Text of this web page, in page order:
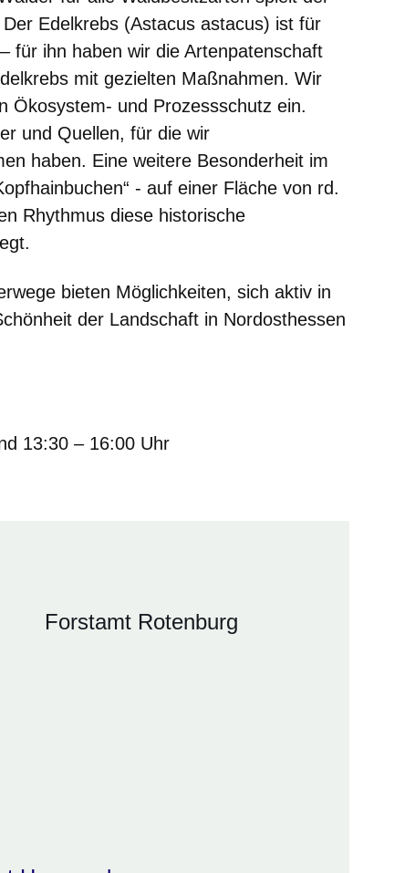
Edelkrebs (Astacus astacus) ist für
für ihn haben wir die Artenpatenschaft
mit gezielten Maßnahmen. Wir
Ökosystem- und Prozessschutz ein.
und Quellen, für die wir
haben. Eine weitere Besonderheit im
- auf einer Fläche von rd.
Rhythmus diese historische
bieten Möglichkeiten, sich aktiv in
der Landschaft in Nordosthessen
13:30 – 16:00 Uhr
Forstamt Rotenburg